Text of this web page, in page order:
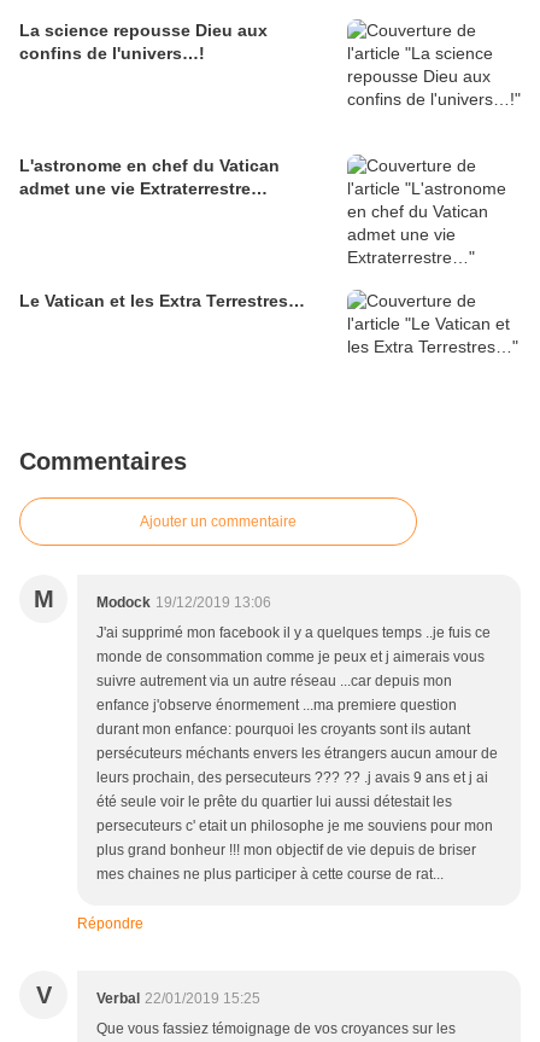
La science repousse Dieu aux
confins de l'univers…!
L'astronome en chef du Vatican
admet une vie Extraterrestre…
Le Vatican et les Extra Terrestres…
Commentaires
Ajouter un commentaire
M Modock 19/12/2019 13:06
J'ai supprimé mon facebook il y a quelques temps ..je fuis ce
monde de consommation comme je peux et j aimerais vous
suivre autrement via un autre réseau ...car depuis mon
enfance j'observe énormement ...ma premiere question
durant mon enfance: pourquoi les croyants sont ils autant
persécuteurs méchants envers les étrangers aucun amour de
leurs prochain, des persecuteurs ??? ?? .j avais 9 ans et j ai
été seule voir le prête du quartier lui aussi détestait les
persecuteurs c' etait un philosophe je me souviens pour mon
plus grand bonheur !!! mon objectif de vie depuis de briser
mes chaines ne plus participer à cette course de rat...
Répondre
V Verbal 22/01/2019 15:25
Que vous fassiez témoignage de vos croyances sur les